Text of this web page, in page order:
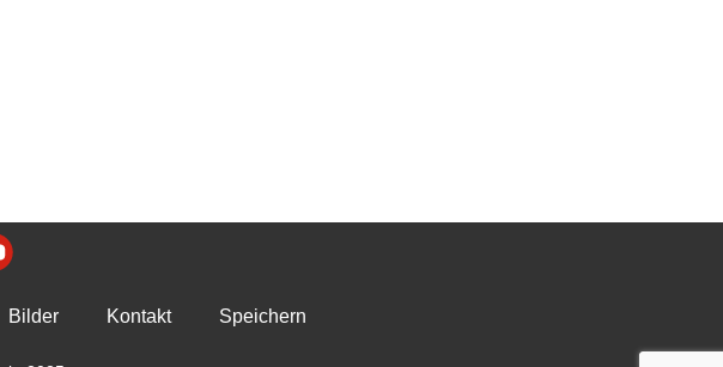
Bilder Kontakt Speichern